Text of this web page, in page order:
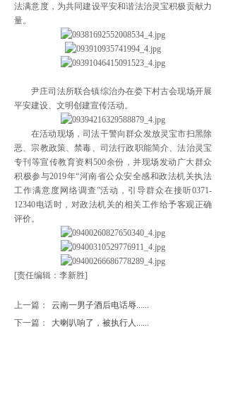
法满意度，为共同建设平安和谐法治灵宝积极贡献力
量。
尹庄司法所联合镇综治办在娄下村古会现场开展
平安建设、文明创建宣传活动。
在活动现场，司法干警向群众发放灵宝市扫黑除
恶、宗教政策、禁毒、司法行政职能简介、法治灵宝
专刊等宣传教育资料500余份，并现场发动广大群众
积极参与2019年“河南省公众安全感和政法机关执法
工作满意度网络调查”活动，引导群众在接听0371-
12340电话时，对政法机关的相关工作给予客观正确
评价。
[责任编辑：李新胜]
上一篇：
云南一男子酒后电话辱......
下一篇：
大喇叭响了，被执行人......